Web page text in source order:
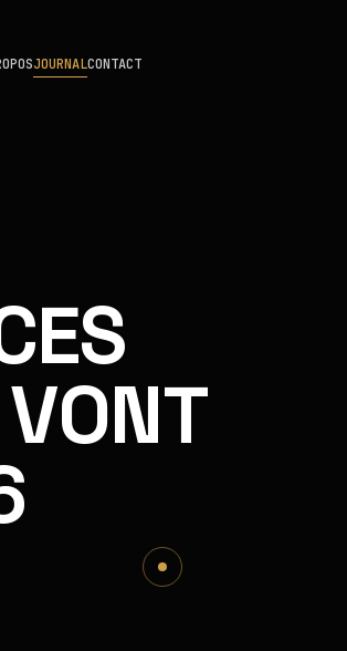
JOURNALCONTACT